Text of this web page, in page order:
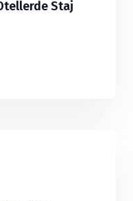
Staj